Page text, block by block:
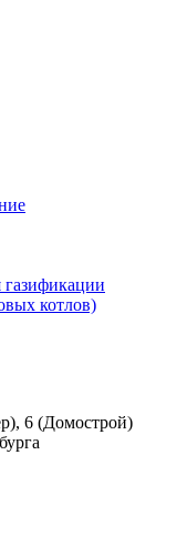
газификации
котлов)
6 (Домострой)